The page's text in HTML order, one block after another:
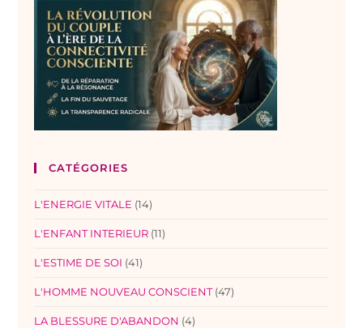
CATÉGORIES
L'ENERGIE VITALE (14)
L'ENFANT INTERIEUR (11)
L'ESTIME DE SOI (41)
L'HOMME NOUVEAU CONSCIENT (47)
LA BLESSURE D'ABANDON (4)